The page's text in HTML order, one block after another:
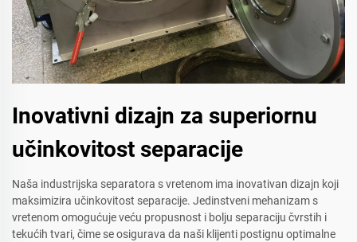
Inovativni dizajn za superiornu
učinkovitost separacije
Naša industrijska separatora s vretenom ima inovativan dizajn koji
maksimizira učinkovitost separacije. Jedinstveni mehanizam s
vretenom omogućuje veću propusnost i bolju separaciju čvrstih i
tekućih tvari, čime se osigurava da naši klijenti postignu optimalne